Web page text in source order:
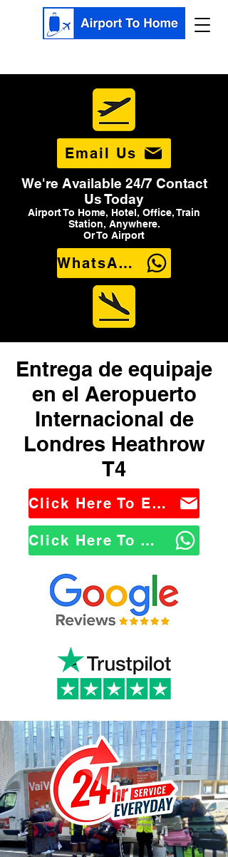
Email Us
We're Available 24/7 Contact
Us Today
Airport To Home, Hotel, Office, Train
Station, Anywhere.
Or To Airport
WhatsApp Us
Entrega de equipaje
en el Aeropuerto
Internacional de
Londres Heathrow
T4
Click Here To Email Us
Click Here To WhatsApp Us